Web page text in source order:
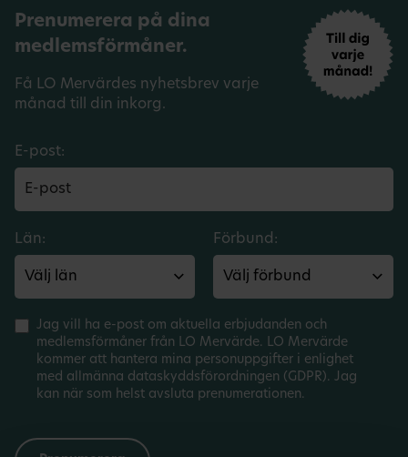
Prenumerera på dina
medlemsförmåner.
Få LO Mervärdes nyhetsbrev varje
månad till din inkorg.
E-post:
Län: Förbund:
Jag vill ha e-post om aktuella erbjudanden och
medlemsförmåner från LO Mervärde. LO Mervärde
kommer att hantera mina personuppgifter i enlighet
med allmänna dataskyddsförordningen (GDPR). Jag
kan när som helst avsluta prenumerationen.